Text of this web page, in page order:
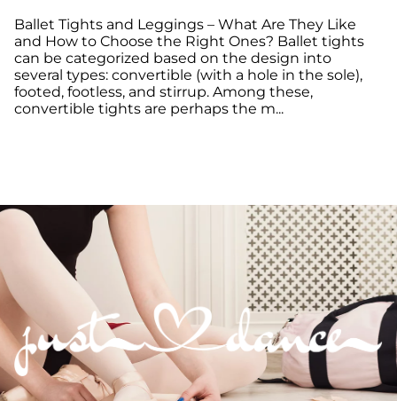
Ballet Tights and Leggings – What Are They Like
and How to Choose the Right Ones? Ballet tights
can be categorized based on the design into
several types: convertible (with a hole in the sole),
footed, footless, and stirrup. Among these,
convertible tights are perhaps the m...